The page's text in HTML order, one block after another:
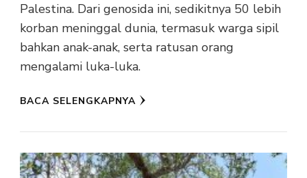
Palestina. Dari genosida ini, sedikitnya 50 lebih
korban meninggal dunia, termasuk warga sipil
bahkan anak-anak, serta ratusan orang
mengalami luka-luka.
BACA SELENGKAPNYA